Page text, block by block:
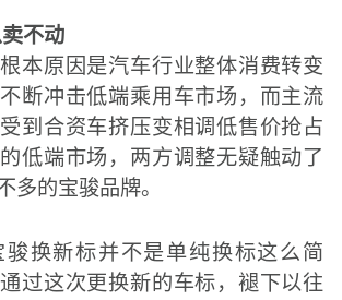
不动
本原因是汽车行业整体消费转变
断冲击低端乘用车市场，而主流
到合资车挤压变相调低售价抢占
低端市场，两方调整无疑触动了
多的宝骏品牌。
骏换新标并不是单纯换标这么简
过这次更换新的车标，褪下以往